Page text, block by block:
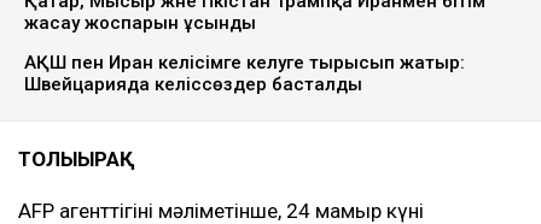
жасау жоспарын ұсынды
АҚШ пен Иран келісімге келуге тырысып жатыр:
Швейцарияда келіссөздер басталды
ТОЛЫҒЫРАҚ
AFP агенттігінің мәліметінше, 24 мамыр күні